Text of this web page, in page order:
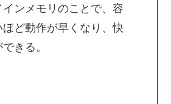
ンメモリのことで、容
ど動作が早くなり、快
きる。